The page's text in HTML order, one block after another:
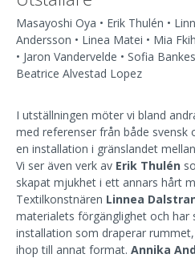
Masayoshi Oya • Erik Thulén •
Andersson • Linea Matei • Mia
• Jaron Vandervelde • Sofia
Beatrice Alvestad Lopez
I utställningen möter vi bland
med referenser från både svensk
en installation i gränslandet
Vi ser även verk av Erik Thulén
skapat mjukhet i ett annars hårt
Textilkonstnären Linnea
materialets förgänglighet och har
installation som draperar
ihop till annat format. Annika